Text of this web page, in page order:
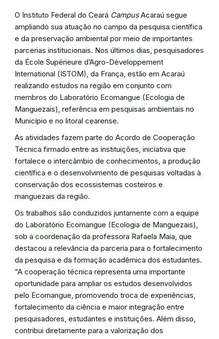
O Instituto Federal do Ceará CampusAcaraú segue
ampliando sua atuação no campo da pesquisa científica
e da preservação ambiental por meio de importantes
parcerias institucionais. Nos últimos dias, pesquisadores
da École Supérieure d’Agro-Développement
International (ISTOM), da França, estão em Acaraú
realizando estudos na região em conjunto com
membros do Laboratório Ecomangue (Ecologia de
Manguezais), referência em pesquisas ambientais no
Município e no litoral cearense.
As atividades fazem parte do Acordo de Cooperação
Técnica firmado entre as instituições, iniciativa que
fortalece o intercâmbio de conhecimentos, a produção
científica e o desenvolvimento de pesquisas voltadas à
conservação dos ecossistemas costeiros e
manguezais da região.
Os trabalhos são conduzidos juntamente com a equipe
do Laboratório Ecomangue (Ecologia de Manguezais),
sob a coordenação da professora Rafaela Maia, que
destacou a relevância da parceria para o fortalecimento
da pesquisa e da formação acadêmica dos estudantes.
“A cooperação técnica representa uma importante
oportunidade para ampliar os estudos desenvolvidos
pelo Ecomangue, promovendo troca de experiências,
fortalecimento da ciência e maior integração entre
pesquisadores, estudantes e instituições. Além disso,
contribui diretamente para a valorização dos